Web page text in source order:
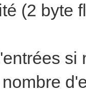
(2 byte